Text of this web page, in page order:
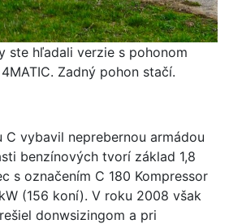
ste hľadali verzie s pohonom
Zadný pohon stačí.
C vybavil neprebernou armádou
benzínových tvorí základ 1,8
s označením C 180 Kompressor
(156 koní). V roku 2008 však
donwsizingom a pri